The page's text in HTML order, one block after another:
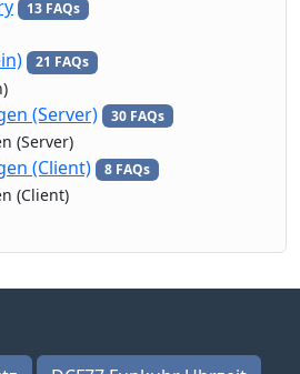
13 FAQs
21 FAQs
(Server) 30 FAQs
(Server)
(Client) 8 FAQs
(Client)